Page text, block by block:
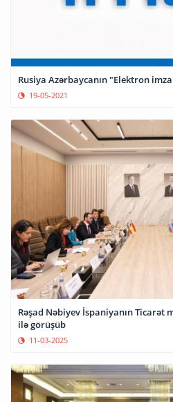
Rusiya Azərbaycanın "Elektron
19-05-2021
Rəşad Nəbiyev İspaniyanın Ticarət
ilə görüşüb
11-03-2025